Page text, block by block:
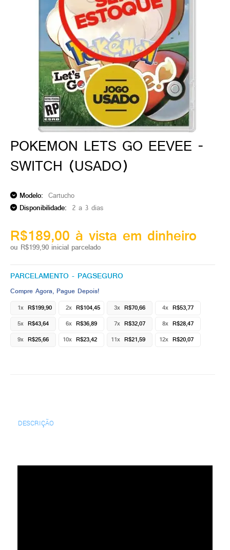
POKEMON LETS GO EEVEE -
SWITCH (USADO)
Modelo: Cartucho
Disponibilidade: 2 a 3 dias
R$189,00 à vista em dinheiro
ou R$199,90 inicial parcelado
PARCELAMENTO - PAGSEGURO
Compre Agora, Pague Depois!
1x R$199,90 2x R$104,45 3x R$70,66 4x R$53,77
5x R$43,64 6x R$36,89 7x R$32,07 8x R$28,47
9x R$25,66 10x R$23,42 11x R$21,59 12x R$20,07
DESCRIÇÃO